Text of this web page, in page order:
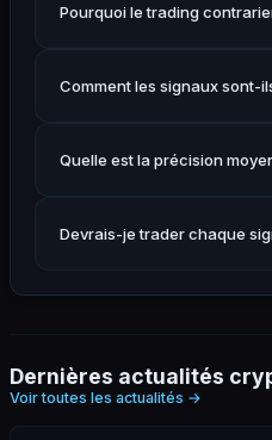
Pourquoi le trading
Comment les signaux sont-
Quelle est la précision
Devrais-je trader chaque
Dernières actualités
Voir toutes les actualités →